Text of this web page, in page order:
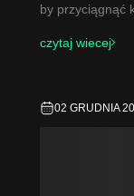
by przyciągnąć
czytaj wiecej
02 GRUDNIA